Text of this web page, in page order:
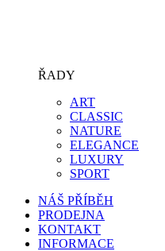
ŘADY
ART
CLASSIC
NATURE
ELEGANCE
LUXURY
SPORT
NÁŠ PŘÍBĚH
PRODEJNA
KONTAKT
INFORMACE